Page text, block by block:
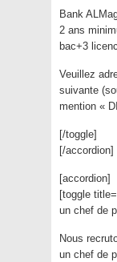
Bank
2 ans
bac+3
Veuillez
suivante
mention «
[/toggle]
[/accordion]
[accordion]
[toggle
un chef de
Nous
un chef de